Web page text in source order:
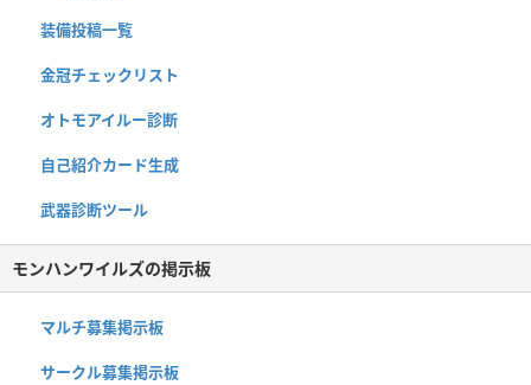
装備投稿一覧
金冠チェックリスト
オトモアイルー診断
自己紹介カード生成
武器診断ツール
モンハンワイルズの掲示板
マルチ募集掲示板
サークル募集掲示板